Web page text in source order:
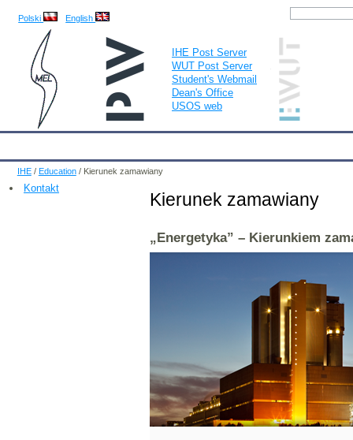
Polski English
IHE Post Server
WUT Post Server
Student's Webmail
Dean's Office
USOS web
IHE / Education / Kierunek zamawiany
Kontakt
Kierunek zamawiany
„Energetyka” – Kierunkiem